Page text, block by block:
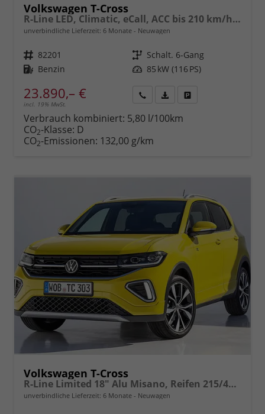
Volkswagen T-Cross
R-Line LED, Climatic, eCall, ACC bis 210 km/h, Lane-Assist, Front-Assist, Bluetooth, Sportsitze,Sportdesign, 17"Alu uvm.
unverbindliche Lieferzeit: 6 Monate Neuwagen
Fahrzeugnr. 82201 Getriebe Schalt. 6-Gang
Kraftstoff Benzin Leistung 85 kW (116 PS)
23.890,– €
incl. 19% MwSt.
anfordern
Datei,
Verbrauch kombiniert: 5,80 l/100km
CO2-Klasse: D
CO2-Emissionen: 132,00 g/km
Volkswagen T-Cross
R-Line Limited 18" Alu Misano, Reifen 215/45 R18, LED, Climatic, eCall, ACC bis 210 km/h, Lane-Assist, Front-Assist, Bluetooth, Sportsitze, Sportdesign, uvm.
unverbindliche Lieferzeit: 6 Monate Neuwagen